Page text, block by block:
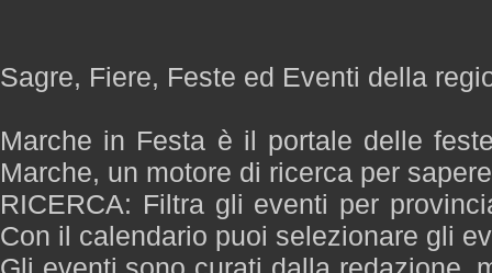
Sagre, Fiere, Feste ed Eventi della
Marche in Festa è il portale delle
Marche, un motore di ricerca per
RICERCA: Filtra gli eventi per
Con il calendario puoi selezionare gli